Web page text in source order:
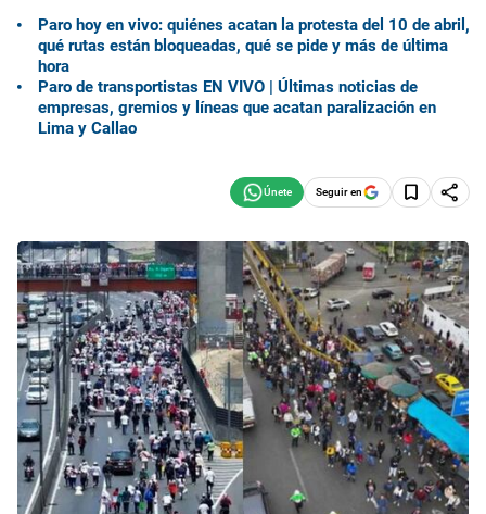
Paro hoy en vivo: quiénes acatan la protesta del 10 de abril,
qué rutas están bloqueadas, qué se pide y más de última
hora
Paro de transportistas EN VIVO | Últimas noticias de
empresas, gremios y líneas que acatan paralización en
Lima y Callao
Seguir en